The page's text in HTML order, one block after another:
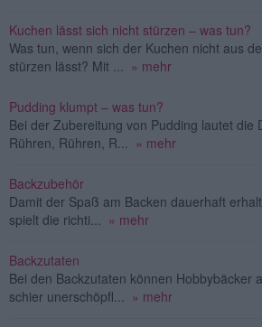
Kuchen lässt sich nicht stürzen – was tun?
Was tun, wenn sich der Kuchen nicht aus
stürzen lässt? Mit ... » mehr
Pudding klumpt – was tun?
Bei der Zubereitung von Pudding lautet die
Rühren, Rühren, R... » mehr
Backzubehör
Damit der Spaß am Backen dauerhaft
spielt die richti... » mehr
Backzutaten
Bei den Backzutaten können Hobbybäcker
schier unerschöpfl... » mehr